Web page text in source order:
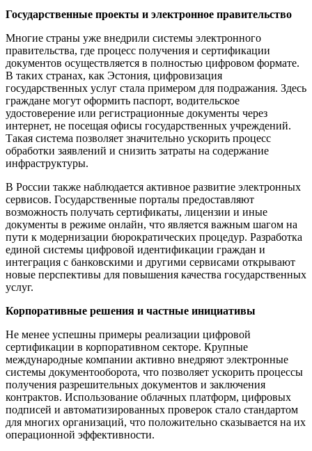
Государственные проекты и электронное правительство
Многие страны уже внедрили системы электронного
правительства, где процесс получения и сертификации
документов осуществляется в полностью цифровом формате.
В таких странах, как Эстония, цифровизация
государственных услуг стала примером для подражания. Здесь
граждане могут оформить паспорт, водительское
удостоверение или регистрационные документы через
интернет, не посещая офисы государственных учреждений.
Такая система позволяет значительно ускорить процесс
обработки заявлений и снизить затраты на содержание
инфраструктуры.
В России также наблюдается активное развитие электронных
сервисов. Государственные порталы предоставляют
возможность получать сертификаты, лицензии и иные
документы в режиме онлайн, что является важным шагом на
пути к модернизации бюрократических процедур. Разработка
единой системы цифровой идентификации граждан и
интеграция с банковскими и другими сервисами открывают
новые перспективы для повышения качества государственных
услуг.
Корпоративные решения и частные инициативы
Не менее успешны примеры реализации цифровой
сертификации в корпоративном секторе. Крупные
международные компании активно внедряют электронные
системы документооборота, что позволяет ускорить процессы
получения разрешительных документов и заключения
контрактов. Использование облачных платформ, цифровых
подписей и автоматизированных проверок стало стандартом
для многих организаций, что положительно сказывается на их
операционной эффективности.